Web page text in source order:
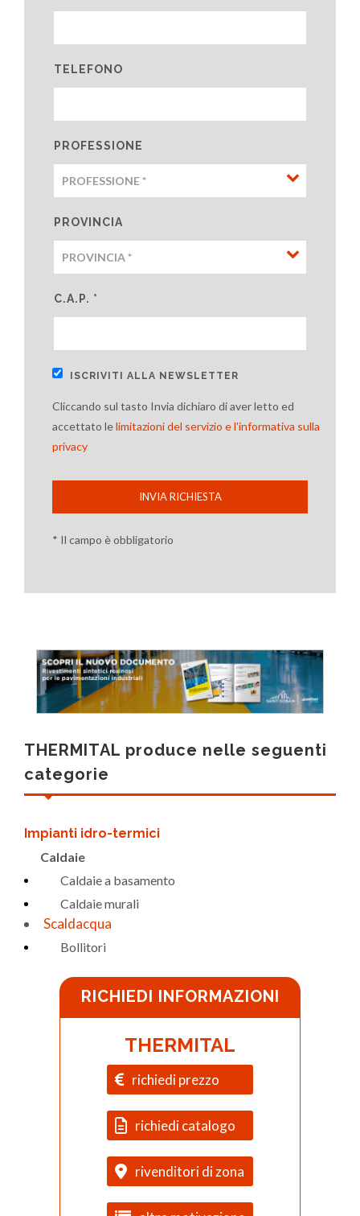
TELEFONO
PROFESSIONE
PROVINCIA
C.A.P. *
ISCRIVITI ALLA NEWSLETTER
Cliccando sul tasto Invia dichiaro di aver letto ed
accettato lelimitazioni del servizio e l'informativa sulla
privacy
INVIA RICHIESTA
* Il campo è obbligatorio
THERMITAL produce nelle seguenti
categorie
Impianti idro-termici
Caldaie
Caldaie a basamento
Caldaie murali
Scaldacqua
Bollitori
RICHIEDI INFORMAZIONI
THERMITAL
richiedi prezzo
richiedi catalogo
rivenditori di zona